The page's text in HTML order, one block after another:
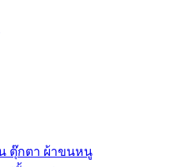
ตุ๊กตา ผ้าขนหนู